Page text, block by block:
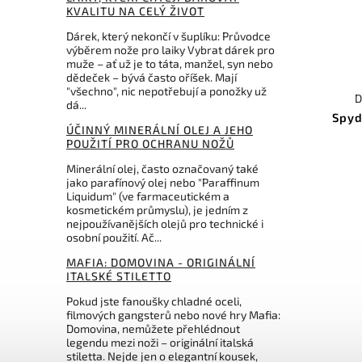
Maxpedition
Microtech Knives 0
Mikov 0
MTech
Nieto Spain
Ontario
Ostatní 0
Ostatní
Pakistan
PMP Knives 0
Puma
Real Steel
Reate Knives
Remette Knife
0
KVALITU NA CELÝ ŽIVOT
Dárek, který nekončí v šuplíku: Průvodce
výběrem nože pro laiky Vybrat dárek pro
muže – ať už je to táta, manžel, syn nebo
dědeček – bývá často oříšek. Mají
"všechno", nic nepotřebují a ponožky už
dá...
ÚČINNÝ MINERÁLNÍ OLEJ A JEHO
POUŽITÍ PRO OCHRANU NOŽŮ
Minerální olej, často označovaný také
jako parafínový olej nebo "Paraffinum
Liquidum" (ve farmaceutickém a
kosmetickém průmyslu), je jedním z
nejpoužívanějších olejů pro technické i
osobní použití. Ač...
MAFIA: DOMOVINA - ORIGINÁLNÍ
ITALSKÉ STILETTO
Pokud jste fanoušky chladné oceli,
filmových gangsterů nebo nové hry Mafia:
Domovina, nemůžete přehlédnout
legendu mezi noži – originální italská
stiletta. Nejde jen o elegantní kousek,